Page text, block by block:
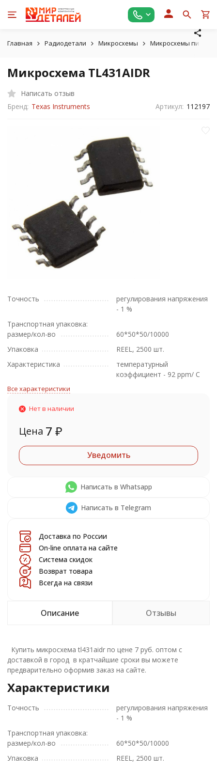
Главная Радиодетали Микросхемы Микросхемы питания
Микросхема TL431AIDR
Написать отзыв
Бренд: Texas Instruments Артикул: 112197
Точность
регулирования напряжения
- 1 %
Транспортная упаковка:
размер/кол-во
60*50*50/10000
Упаковка
REEL, 2500 шт.
Характеристика
температурный
коэффициент - 92 ppm/ C
Все характеристики
Нет в наличии
Цена 7 ₽
Уведомить
Написать в Whatsapp
Написать в Telegram
Доставка по России
On-line оплата на сайте
Система скидок
Возврат товара
Всегда на связи
Описание Отзывы
Купить микросхема tl431aidr по цене 7 руб. оптом с
доставкой в город в кратчайшие сроки вы можете
предварительно оформив заказ на сайте.
Характеристики
Точность
регулирования напряжения
- 1 %
Транспортная упаковка:
размер/кол-во
60*50*50/10000
Упаковка
REEL, 2500 шт.